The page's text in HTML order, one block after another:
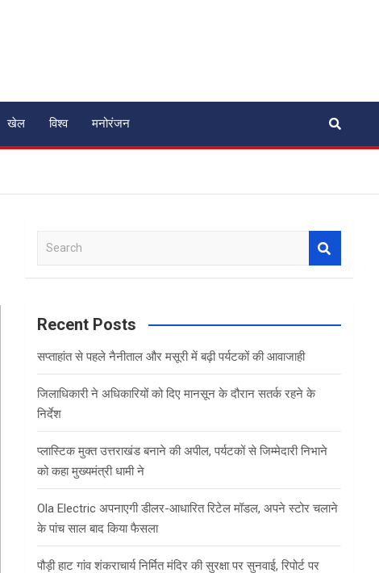
खेल विश्व मनोरंजन
a
c
Recent Posts
सप्ताहांत से पहले नैनीताल और मसूरी में बढ़ी पर्यटकों की आवाजाही
जिलाधिकारी ने अधिकारियों को दिए मानसून के दौरान सतर्क रहने के
निर्देश
प्लास्टिक मुक्त उत्तराखंड बनाने की अपील, पर्यटकों से जिम्मेदारी निभाने
को कहा मुख्यमंत्री धामी ने
Ola Electric अपनाएगी डीलर-आधारित रिटेल मॉडल, अपने स्टोर चलाने
के पांच साल बाद किया फैसला
पौड़ी हाट गांव शंकराचार्य निर्मित मंदिर की सुरक्षा पर सुनवाई, रिपोर्ट पर